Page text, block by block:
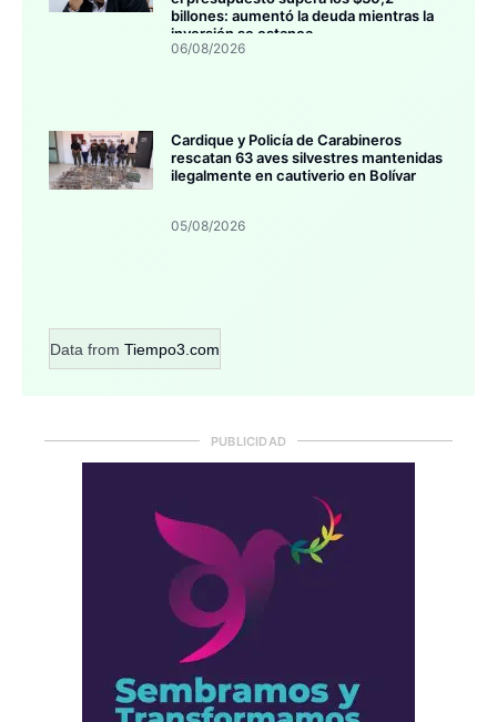
billones: aumentó la deuda mientras la
inversión se estanca
06/08/2026
Cardique y Policía de Carabineros
rescatan 63 aves silvestres mantenidas
ilegalmente en cautiverio en Bolívar
05/08/2026
Data from Tiempo3.com
PUBLICIDAD